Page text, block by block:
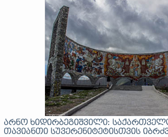
არნო ხიდირბეგიშვილი:
თავიანთი სუვერენიტეტისთვის